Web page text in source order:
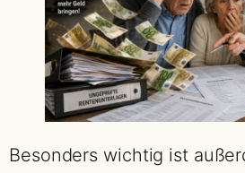
Besonders wichtig ist